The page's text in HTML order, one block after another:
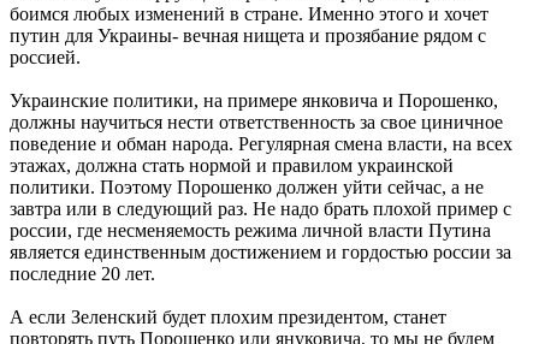
боимся любых изменений в стране. Именно этого и хочет
путин для Украины- вечная нищета и прозябание рядом с
россией.
Украинские политики, на примере янковича и Порошенко,
должны научиться нести ответственность за свое циничное
поведение и обман народа. Регулярная смена власти, на всех
этажах, должна стать нормой и правилом украинской
политики. Поэтому Порошенко должен уйти сейчас, а не
завтра или в следующий раз. Не надо брать плохой пример с
россии, где несменяемость режима личной власти Путина
является единственным достижением и гордостью россии за
последние 20 лет.
А если Зеленский будет плохим президентом, станет
повторять путь Порошенко или януковича, то мы не будем